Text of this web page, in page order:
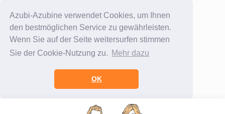
Azubi-Azubine verwendet Cookies, um Ihnen
den bestmöglichen Service zu gewährleisten.
Wenn Sie auf der Seite weitersurfen stimmen
Sie der Cookie-Nutzung zu. Mehr dazu
OK